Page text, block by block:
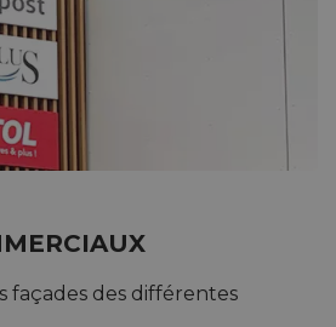
façades des différentes